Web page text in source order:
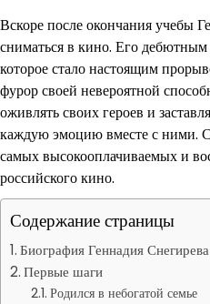
Вскоре после окончания учебы
сниматься в кино. Его
которое стало настоящим
фурор своей невероятной
оживлять своих героев и
каждую эмоцию вместе с ними.
самых высокооплачиваемых и
российского кино.
Содержание страницы
Биография Геннадия Снегирева
Первые шаги
Родился в небогатой семье